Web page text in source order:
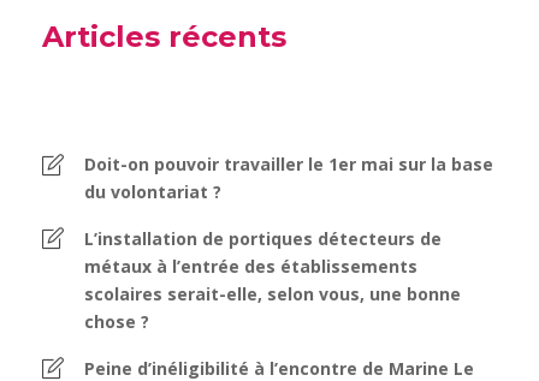
Articles récents
Doit-on pouvoir travailler le 1er mai sur la base
du volontariat ?
L’installation de portiques détecteurs de
métaux à l’entrée des établissements
scolaires serait-elle, selon vous, une bonne
chose ?
Peine d’inéligibilité à l’encontre de Marine Le